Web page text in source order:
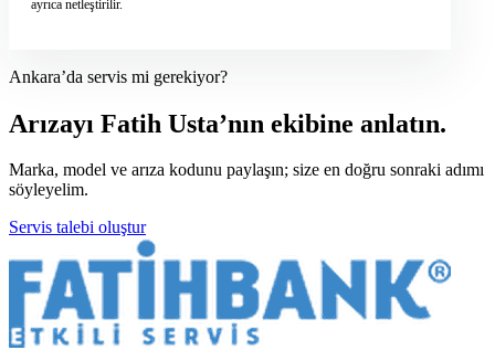
ayrıca netleştirilir.
Ankara’da servis mi gerekiyor?
Arızayı Fatih Usta’nın ekibine anlatın.
Marka, model ve arıza kodunu paylaşın; size en doğru sonraki adımı
söyleyelim.
Servis talebi oluştur